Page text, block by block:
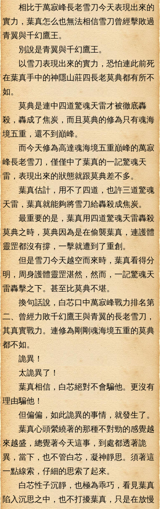
相比于萬寂峰長老雪刀今天表現出來的
實力，葉真怎么也無法相信雪刀曾經擊敗過
青翼與千幻鷹王。
別說是青翼與千幻鷹王。
以雪刀表現出來的實力，恐怕連此前死
在葉真手中的神隱山莊四長老莫典都有所不
如。
莫典是連中四道驚魂天雷才被徹底轟
殺，轟成了焦炭，而且莫典的修為只有魂海
境五重，還不到巔峰。
而今天修為高達魂海境五重巔峰的萬寂
峰長老雪刀，僅僅中了葉真的一記驚魂天
雷，表現出來的狀態就跟莫典差不多。
葉真估計，用不了四道，也許三道驚魂
天雷，葉真就能夠將雪刀給轟殺成焦炭。
最重要的是，葉真用四道驚魂天雷轟殺
莫典之時，莫典因為是在偷襲葉真，連護體
靈罡都沒有撐，一擊就遭到了重創。
但是雪刀今天越空而來時，葉真看得分
明，周身護體靈罡湛然，然而，一記驚魂天
雷轟擊之下。甚至比莫典不堪。
換句話說，白芯口中萬寂峰戰力排名第
二、曾經力敗千幻鷹王與青翼的長老雪刀，
其真實戰力。連修為剛剛魂海境五重的莫典
都不如。
詭異！
太詭異了！
葉真相信，白芯絕對不會騙他。更沒有
理由騙他！
但偏偏，如此詭異的事情，就發生了。
葉真心頭縈繞著的那種不對勁的感覺越
來越盛，總覺著今天這事，到處都透著詭
異，當下，也不管白芯，凝神靜思。須著這
一點線索，仔細的思索了起來。
白芯性子沉靜，也極為乖巧，看見葉真
陷入沉思之中，也不打擾葉真，只是在放慢